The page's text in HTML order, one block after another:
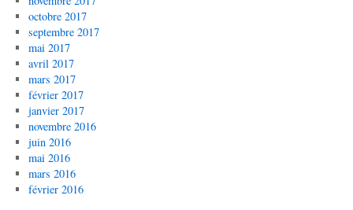
octobre 2017
septembre 2017
mai 2017
avril 2017
mars 2017
février 2017
janvier 2017
novembre 2016
juin 2016
mai 2016
mars 2016
février 2016